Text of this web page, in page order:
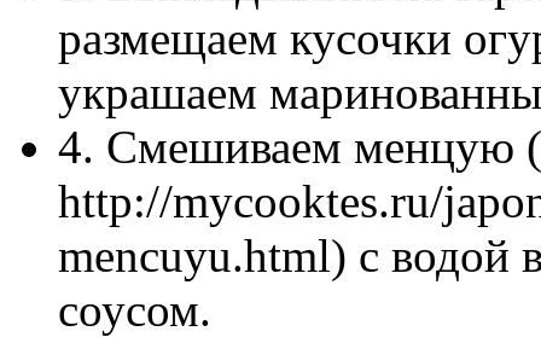
размещаем кусочки
украшаем
4. Смешиваем менцую
http://mycooktes.ru/
mencuyu.html) с водой
соусом.